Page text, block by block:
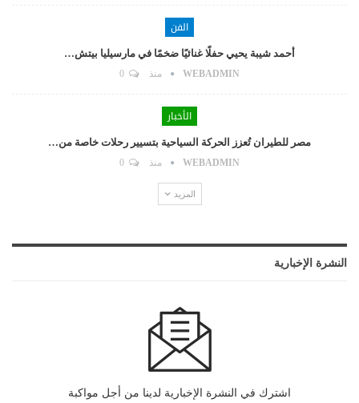
الفن
أحمد شيبة يحيي حفلًا غنائيًا ضخمًا في مارسيليا بيتش…
WEBADMIN منذ
الأخبار
مصر للطيران تُعزز الحركة السياحية بتسيير رحلات خاصة من…
WEBADMIN منذ
المزيد
النشرة الإخبارية
اشترك في النشرة الإخبارية لدينا من أجل مواكبة